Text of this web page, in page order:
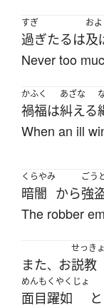
すぎ
過ぎたるは
およ
及
Never too
かふく
禍福は
あざな
糾える
When an ill
くらやみ
暗闇 から
ごう
強
The robber
また、 お
せっき
説教
めんもくやくじょ
面目躍如